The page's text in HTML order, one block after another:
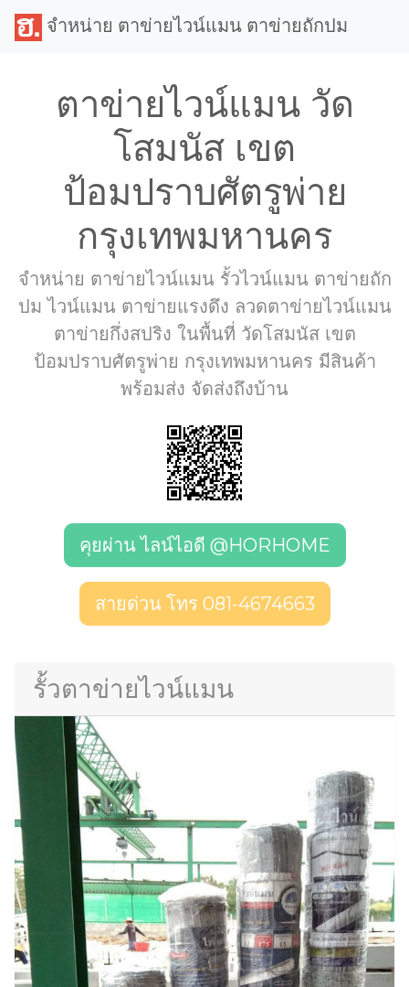
จำหน่าย ตาข่ายไวน์แมน ตาข่ายถักปม
ตาข่ายไวน์แมน วัด
โสมนัส เขต
ป้อมปราบศัตรูพ่าย
กรุงเทพมหานคร
จำหน่าย ตาข่ายไวน์แมน รั้วไวน์แมน ตาข่ายถัก
ปม ไวน์แมน ตาข่ายแรงดึง ลวดตาข่ายไวน์แมน
ตาข่ายกึ่งสปริง ในพื้นที่ วัดโสมนัส เขต
ป้อมปราบศัตรูพ่าย กรุงเทพมหานคร มีสินค้า
พร้อมส่ง จัดส่งถึงบ้าน
คุยผ่าน ไลน์ไอดี @HORHOME
สายด่วน โทร 081-4674663
รั้วตาข่ายไวน์แมน